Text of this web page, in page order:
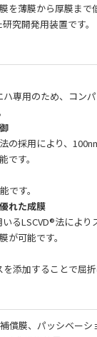
を薄膜から厚膜まで
究開発用装置です。
専用のため、コン
の採用により、
です。
です。
れた成膜
いるLSCVD®法によ
が可能です。
添加することで屈折
償膜、パッシベーシ